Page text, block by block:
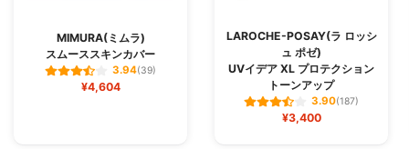
MIMURA(ミムラ)
スムーススキンカバー
3.94(39)
¥4,604
LAROCHE-POSAY(ラ ロッシ
ュ ポゼ)
UVイデア XL プロテクション
トーンアップ
3.90(187)
¥3,400